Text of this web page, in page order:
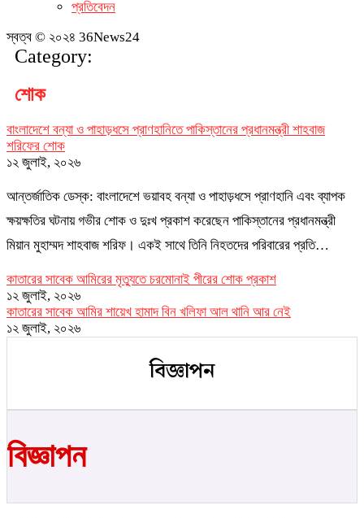
প্রতিবেদন
স্বত্ব © ২০২৪ 36News24
Category:
শোক
বাংলাদেশে বন্যা ও পাহাড়ধসে প্রাণহানিতে পাকিস্তানের প্রধানমন্ত্রী শাহবাজ
শরিফের শোক
১২ জুলাই, ২০২৬
আন্তর্জাতিক ডেস্ক: বাংলাদেশে ভয়াবহ বন্যা ও পাহাড়ধসে প্রাণহানি এবং ব্যাপক
ক্ষয়ক্ষতির ঘটনায় গভীর শোক ও দুঃখ প্রকাশ করেছেন পাকিস্তানের প্রধানমন্ত্রী
মিয়ান মুহাম্মদ শাহবাজ শরিফ। একই সাথে তিনি নিহতদের পরিবারের প্রতি…
কাতারের সাবেক আমিরের মৃত্যুতে চরমোনাই পীরের শোক প্রকাশ
১২ জুলাই, ২০২৬
কাতারের সাবেক আমির শায়েখ হামাদ বিন খলিফা আল থানি আর নেই
১২ জুলাই, ২০২৬
বিজ্ঞাপন
বিজ্ঞাপন